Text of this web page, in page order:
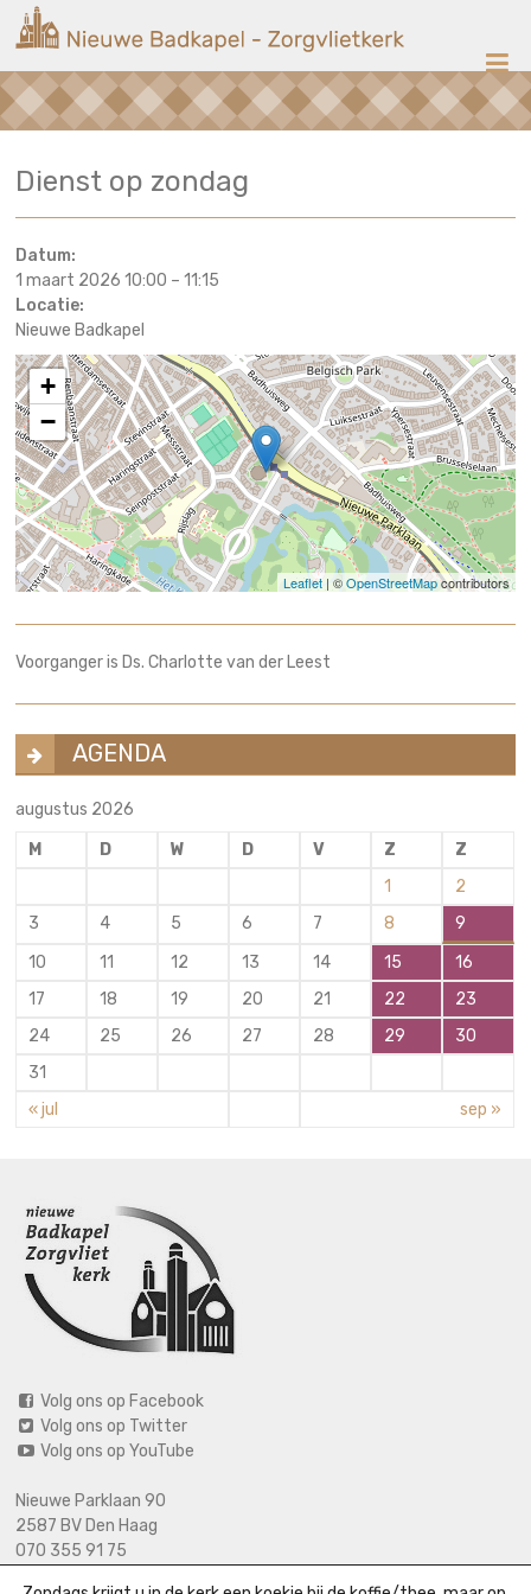
naar
inhoud
Nieuwe
Badkapel
op
Dienst op zondag
Datum:
1 maart 2026 10:00 –11:15
Locatie:
Nieuwe Badkapel
+
−
Leaflet| ©OpenStreetMapcontributors
Voorganger is Ds. Charlotte van der Leest
AGENDA
augustus 2026
M
D W D V Z
Z
1
2
3
4 5 6 7 8
9
10
11 12 13 14 15
16
17
18 19 20 21 22
23
24
25 26 27 28 29
30
31
« jul
sep »
Volg ons op Facebook
Volg ons op Twitter
Volg ons op YouTube
Nieuwe Parklaan 90
2587 BV Den Haag
070 355 91 75
06 2125 2720 (bij calamiteiten)